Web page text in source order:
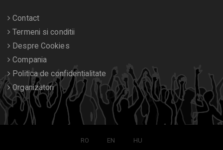
Contact
Termeni si conditii
Despre Cookies
Compania
Politica de confidentialitate
Organizatori
RO EN HU